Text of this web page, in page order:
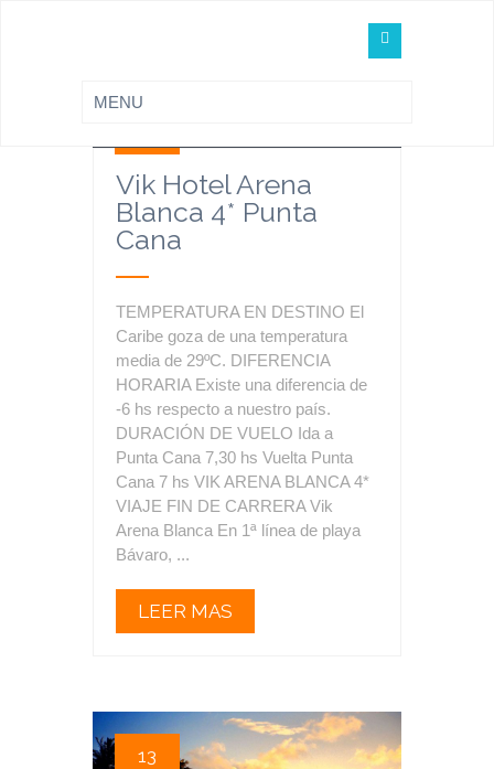
24
Vik Hotel Arena
Blanca 4* Punta
Cana
TEMPERATURA EN DESTINO El
Caribe goza de una temperatura
media de 29ºC. DIFERENCIA
HORARIA Existe una diferencia de
-6 hs respecto a nuestro país.
DURACIÓN DE VUELO Ida a
Punta Cana 7,30 hs Vuelta Punta
Cana 7 hs VIK ARENA BLANCA 4*
VIAJE FIN DE CARRERA Vik
Arena Blanca En 1ª línea de playa
Bávaro, ...
LEER MAS
13